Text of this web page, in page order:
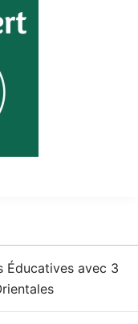
Éducatives avec 3